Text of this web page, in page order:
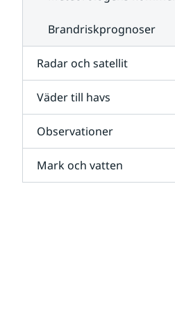
Brandriskprognoser
Radar och satellit
Väder till havs
Observationer
Mark och vatten